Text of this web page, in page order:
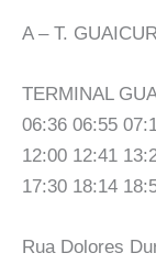
A – T.
TERMINAL
06:36 06:55
12:00 12:41
17:30 18:14
Rua Dolores